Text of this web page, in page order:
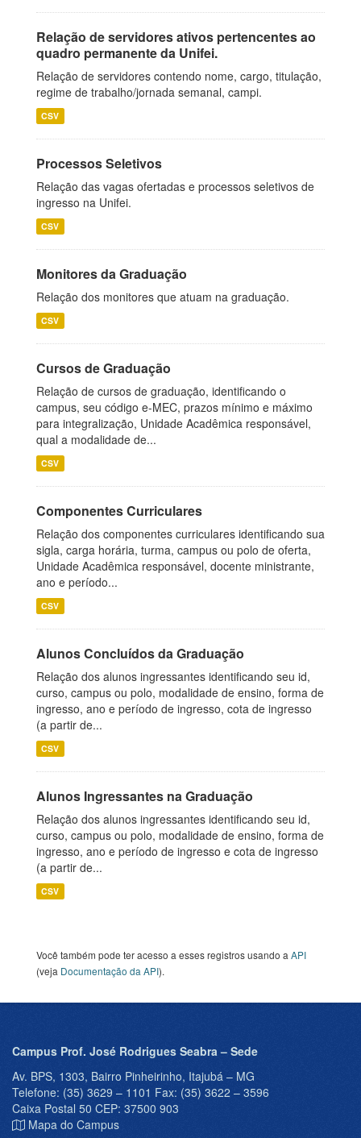
Relação de servidores ativos pertencentes ao
quadro permanente da Unifei.
Relação de servidores contendo nome, cargo, titulação,
regime de trabalho/jornada semanal, campi.
CSV
Processos Seletivos
Relação das vagas ofertadas e processos seletivos de
ingresso na Unifei.
CSV
Monitores da Graduação
Relação dos monitores que atuam na graduação.
CSV
Cursos de Graduação
Relação de cursos de graduação, identificando o
campus, seu código e-MEC, prazos mínimo e máximo
para integralização, Unidade Acadêmica responsável,
qual a modalidade de...
CSV
Componentes Curriculares
Relação dos componentes curriculares identificando sua
sigla, carga horária, turma, campus ou polo de oferta,
Unidade Acadêmica responsável, docente ministrante,
ano e período...
CSV
Alunos Concluídos da Graduação
Relação dos alunos ingressantes identificando seu id,
curso, campus ou polo, modalidade de ensino, forma de
ingresso, ano e período de ingresso, cota de ingresso
(a partir de...
CSV
Alunos Ingressantes na Graduação
Relação dos alunos ingressantes identificando seu id,
curso, campus ou polo, modalidade de ensino, forma de
ingresso, ano e período de ingresso e cota de ingresso
(a partir de...
CSV
Você também pode ter acesso a esses registros usando a API
(veja Documentação da API).
Campus Prof. José Rodrigues Seabra – Sede
Av. BPS, 1303, Bairro Pinheirinho, Itajubá – MG
Telefone: (35) 3629 – 1101 Fax: (35) 3622 – 3596
Caixa Postal 50 CEP: 37500 903
Mapa do Campus